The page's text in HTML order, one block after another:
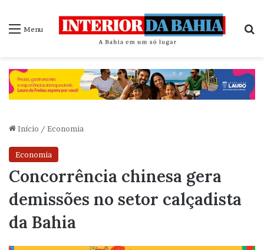
Menu
Início / Economia
Economia
Concorrência chinesa gera
demissões no setor calçadista
da Bahia